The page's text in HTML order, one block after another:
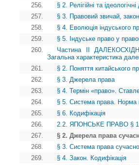
256.
§ 2. Релігійні та
257.
§ 3. Правовий звичай,
258.
§ 4. Еволюція індуського
259.
§ 5. Індуське право у
260.
Частина II
Загальна характеристика
261.
§ 2. Поняття китайського
262.
§ 3. Джерела права
263.
§ 4. Термін «право».
264.
§ 5. Система права. Норма
265.
§ 6. Кодифікація
266.
2.2. ЯПОНСЬКЕ ПРАВО § 1.
267.
§ 2. Джерела права
268.
§ 3. Система права
269.
§ 4. Закон. Кодифікація